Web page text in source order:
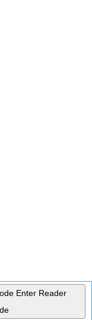
Enter Reader